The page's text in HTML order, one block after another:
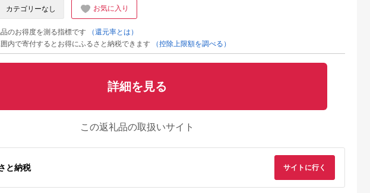
カテゴリーなし お気に入り
のお得度を測る指標です
（還元率とは）
内で寄付するとお得にふるさと納税できます
（控除上限額を調べる）
詳細を見る
この返礼品の取扱いサイト
と納税 サイトに行く